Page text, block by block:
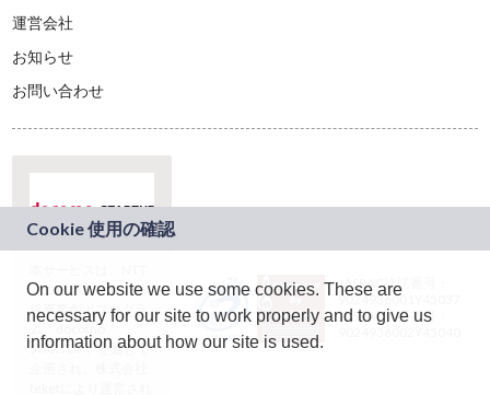
運営会社
お知らせ
お問い合わせ
ドコモグループの新
規事業創出プログラ
ム「docomo
STARTUP」を通じて
JASRAC許諾番号：
9024936001Y45037
JASRAC許諾番号：
On our website we use some cookies. These are
necessary for our site to work properly and to give us
information about how our site is used.